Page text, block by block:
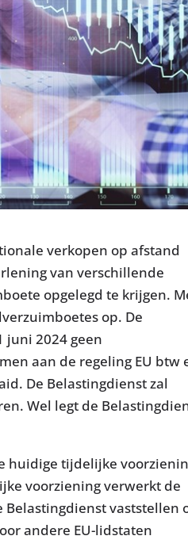
verkopen op afstand
van verschillende
opgelegd te krijgen.
op. De
juni 2024 geen
aan de regeling EU btw
De Belastingdienst zal
Wel legt de
huidige tijdelijke
voorziening verwerkt de
Belastingdienst vaststellen
andere EU-lidstaten